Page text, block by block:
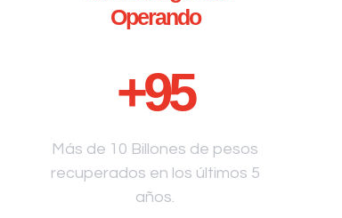
Operando
+95
Más de 10 Billones de pesos
recuperados en los últimos 5
años.